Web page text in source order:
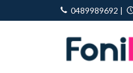
0489989692 |